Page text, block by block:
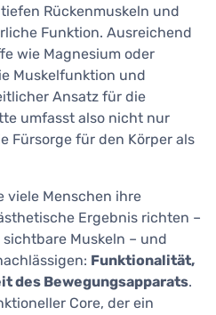
Rückenmuskeln und
Funktion. Ausreichend
wie Magnesium oder
Muskelfunktion und
Ansatz für die
umfasst also nicht nur
Fürsorge für den Körper als
viele Menschen ihre
Ergebnis richten –
Muskeln – und
Funktionalität,
des Bewegungsapparats.
Core, der ein